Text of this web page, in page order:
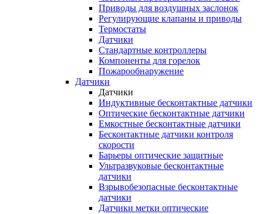
Приводы для воздушных заслонок
Регулирующие клапаны и приводы
Термостаты
Датчики
Стандартные контроллеры
Компоненты для горелок
Пожарообнаружение
Датчики
Датчики
Индуктивные бесконтактные датчики
Оптические бесконтактные датчики
Емкостные бесконтактные датчики
Бесконтактные датчики контроля
скорости
Барьеры оптические защитные
Ультразвуковые бесконтактные
датчики
Взрывобезопасные бесконтактные
датчики
Датчики метки оптические